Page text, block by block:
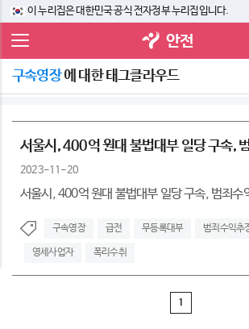
이 누리집은 대한민국 공식 전자정부 누리집입니다.
안전
구속영장에 대한 태그클라우드
서울시, 400억 원대 불법대부 일당 구속,
2023-11-20
서울시, 400억 원대 불법대부 일당 구속, 범죄수
구속영장 급전 무등록대부 범죄수익추
영세사업자 폭리수취
1